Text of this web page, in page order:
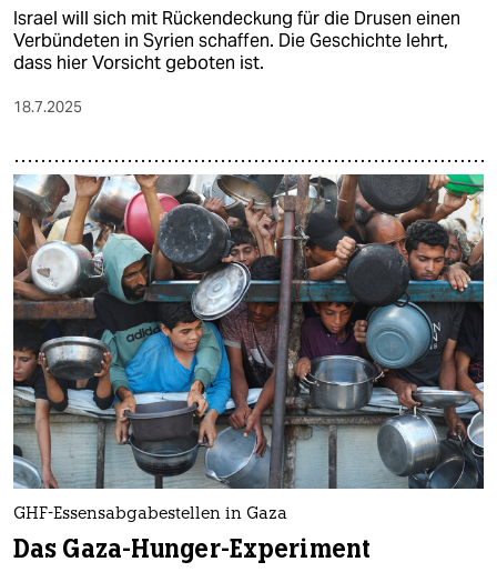
Israel will sich mit Rückendeckung für die Drusen einen
Verbündeten in Syrien schaffen. Die Geschichte lehrt,
dass hier Vorsicht geboten ist.
18.7.2025
GHF-Essensabgabestellen in Gaza
Das Gaza-Hunger-Experiment